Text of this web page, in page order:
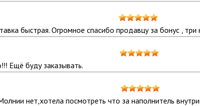
быстрая. Огромное спасибо продавцу за бонус , три
Ещё буду заказывать.
нет,хотела посмотреть что за наполнитель